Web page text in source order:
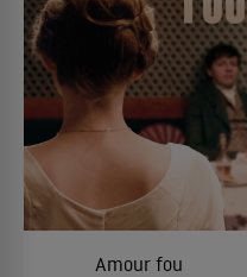
Amour fou